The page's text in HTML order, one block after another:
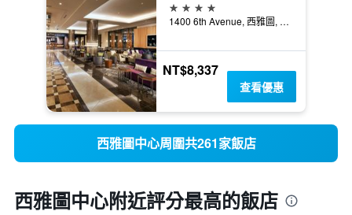
4星級
1400 6th Avenue, 西雅圖, WA, 美國
NT$8,337
查看優惠
西雅圖中心周圍共261家飯店
西雅圖中心附近評分最高的飯店